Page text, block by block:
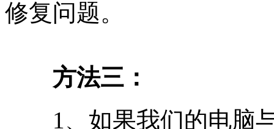
修复问题。
方法三：
1、如果我们的电脑与